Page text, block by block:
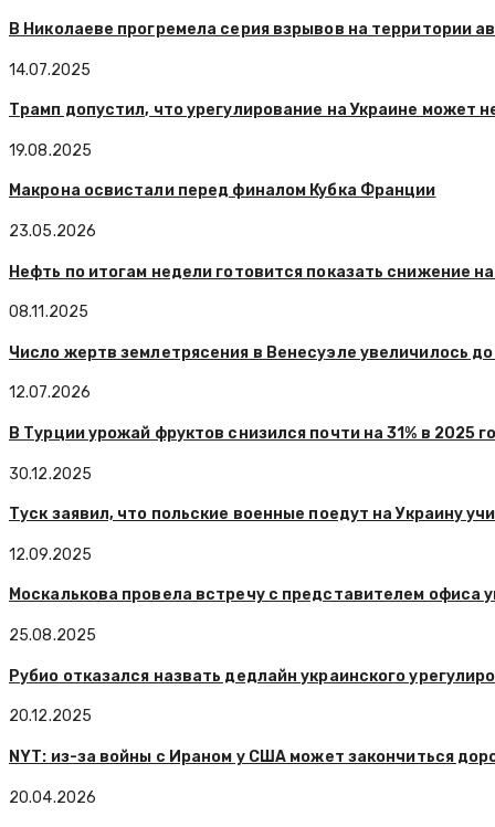
В Николаеве прогремела серия взрывов на территории
14.07.2025
Трамп допустил, что урегулирование на Украине может
19.08.2025
Макрона освистали перед финалом Кубка Франции
23.05.2026
Нефть по итогам недели готовится показать снижение
08.11.2025
Число жертв землетрясения в Венесуэле увеличилось
12.07.2026
В Турции урожай фруктов снизился почти на 31% в 2025
30.12.2025
Туск заявил, что польские военные поедут на Украину
12.09.2025
Москалькова провела встречу с представителем офиса
25.08.2025
Рубио отказался назвать дедлайн украинского
20.12.2025
NYT: из-за войны с Ираном у США может закончиться
20.04.2026